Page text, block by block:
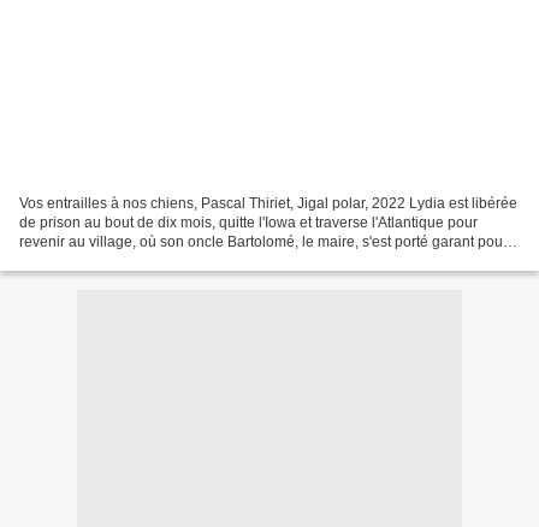
Vos entrailles à nos chiens, Pascal Thiriet, Jigal polar, 2022 Lydia est libérée
de prison au bout de dix mois, quitte l'Iowa et traverse l'Atlantique pour
revenir au village, où son oncle Bartolomé, le maire, s'est porté garant pour